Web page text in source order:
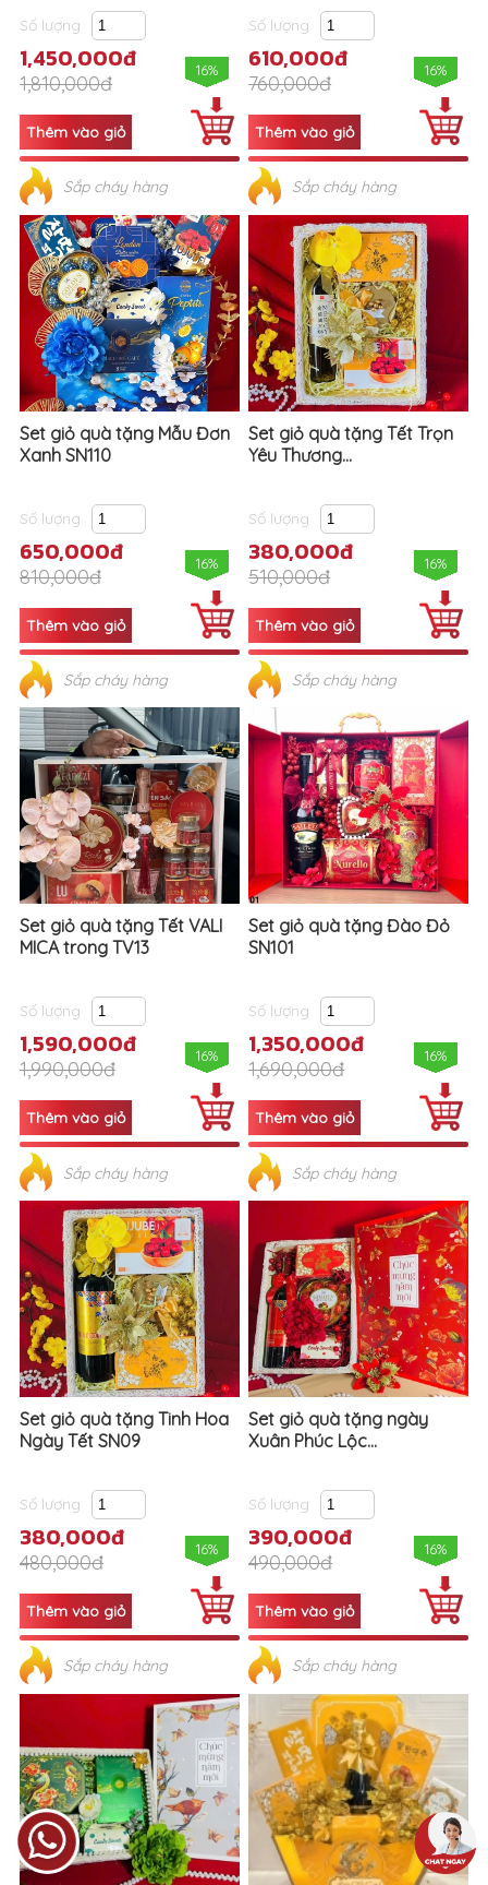
Số lượng
1,450,000đ
1,810,000đ
16%
Sắp cháy hàng
Số lượng
610,000đ
760,000đ
16%
Sắp cháy hàng
Set giỏ quà tặng Mẫu Đơn
Xanh SN110
Số lượng
650,000đ
810,000đ
16%
Sắp cháy hàng
Set giỏ quà tặng Tết Trọn
Yêu Thương...
Số lượng
380,000đ
510,000đ
16%
Sắp cháy hàng
Set giỏ quà tặng Tết VALI
MICA trong TV13
Số lượng
1,590,000đ
1,990,000đ
16%
Sắp cháy hàng
Set giỏ quà tặng Đào Đỏ
SN101
Số lượng
1,350,000đ
1,690,000đ
16%
Sắp cháy hàng
Set giỏ quà tặng Tinh Hoa
Ngày Tết SN09
Số lượng
380,000đ
480,000đ
16%
Sắp cháy hàng
Set giỏ quà tặng ngày
Xuân Phúc Lộc...
Số lượng
390,000đ
490,000đ
16%
Sắp cháy hàng